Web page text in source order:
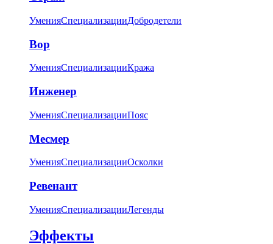
УменияСпециализацииДобродетели
Вор
УменияСпециализацииКража
Инженер
УменияСпециализацииПояс
Месмер
УменияСпециализацииОсколки
Ревенант
УменияСпециализацииЛегенды
Эффекты